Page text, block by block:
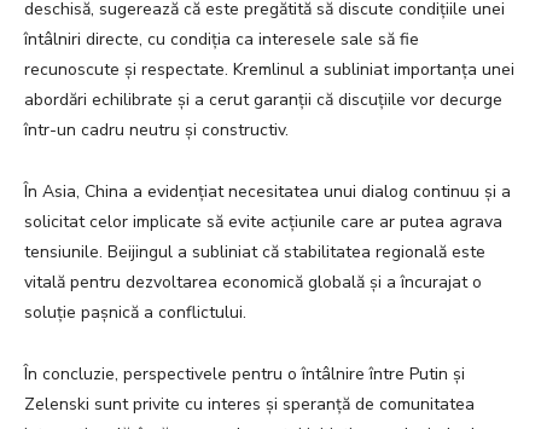
deschisă, sugerează că este pregătită să discute condițiile unei
întâlniri directe, cu condiția ca interesele sale să fie
recunoscute și respectate. Kremlinul a subliniat importanța unei
abordări echilibrate și a cerut garanții că discuțiile vor decurge
într-un cadru neutru și constructiv.
În Asia, China a evidențiat necesitatea unui dialog continuu și a
solicitat celor implicate să evite acțiunile care ar putea agrava
tensiunile. Beijingul a subliniat că stabilitatea regională este
vitală pentru dezvoltarea economică globală și a încurajat o
soluție pașnică a conflictului.
În concluzie, perspectivele pentru o întâlnire între Putin și
Zelenski sunt privite cu interes și speranță de comunitatea